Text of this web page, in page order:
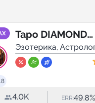
Таро DIAMOND
DREAM / Таро
Эзотерика,
Мистика
4.0K ERR:49.8%